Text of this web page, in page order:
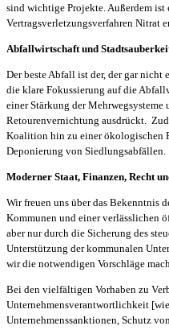
sind wichtige Projekte. Außerdem ist
Vertragsverletzungsverfahren Nitrat
Abfallwirtschaft und
Der beste Abfall ist der, der gar nicht
die klare Fokussierung auf die
einer Stärkung der
Retourenvernichtung ausdrückt.
Koalition hin zu einer ökologischen
Deponierung von Siedlungsabfällen.
Moderner Staat, Finanzen, Recht
Wir freuen uns über das Bekenntnis
Kommunen und einer verlässlichen
aber nur durch die Sicherung des
Unterstützung der kommunalen
wir die notwendigen Vorschläge
Bei den vielfältigen Vorhaben zu
Unternehmensverantwortlichkeit
Unternehmenssanktionen, Schutz